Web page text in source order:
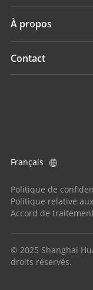
Hydrographie
Hydrographie
À propos
Contact
Politique de
Politique relative
Accord de
Français
© 2025 Shanghai
droits réservés.